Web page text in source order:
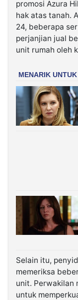
promosi Azura
hak atas tanah.
24, beberapa
perjanjian jual
unit rumah oleh
Selain itu,
memeriksa
unit. Perwakilan
untuk